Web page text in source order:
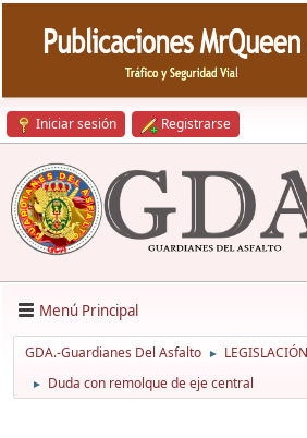
Iniciar sesión Registrarse
Menú Principal
GDA.-Guardianes Del Asfalto ► LEGISLACIÓN
► Duda con remolque de eje central